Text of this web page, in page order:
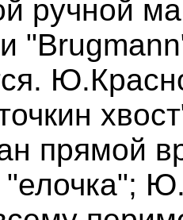
ручной
прямой
"елочка";